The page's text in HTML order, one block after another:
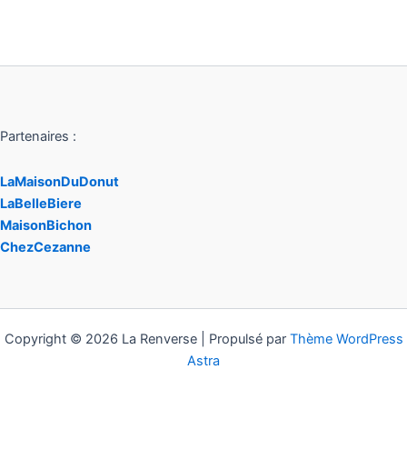
Partenaires :
LaMaisonDuDonut
LaBelleBiere
MaisonBichon
ChezCezanne
Copyright © 2026 La Renverse | Propulsé par Thème WordPress
Astra